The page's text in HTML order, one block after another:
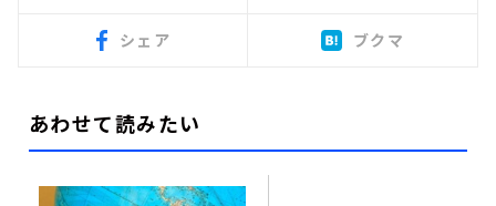
シェア ブクマ
あわせて読みたい